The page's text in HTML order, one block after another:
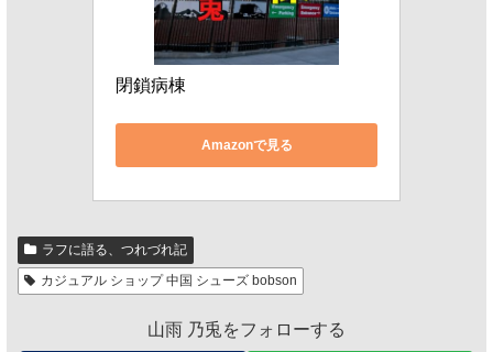
閉鎖病棟
Amazonで見る
ラフに語る、つれづれ記
カジュアル ショップ 中国 シューズ bobson
山雨 乃兎をフォローする